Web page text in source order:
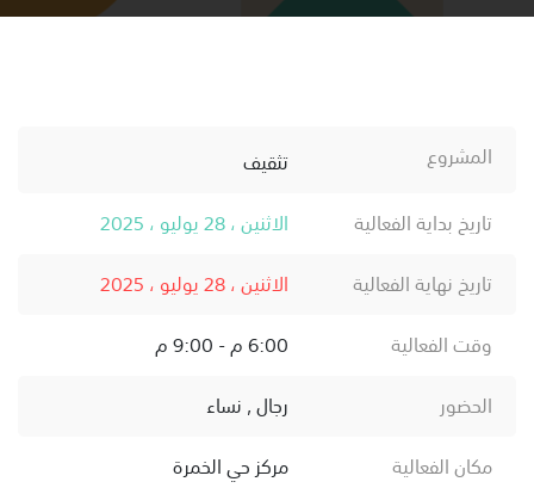
المشروع
تثقيف
تاريخ بداية الفعالية
الاثنين ، 28 يوليو ، 2025
تاريخ نهاية الفعالية
الاثنين ، 28 يوليو ، 2025
وقت الفعالية
6:00 م - 9:00 م
الحضور
رجال , نساء
مكان الفعالية
مركز حي الخمرة